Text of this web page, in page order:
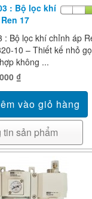
: Bộ lọc khí
17
: Bộ lọc khí chỉnh áp
10 – Thiết kế nhỏ
không ...
₫
tin sản phẩm